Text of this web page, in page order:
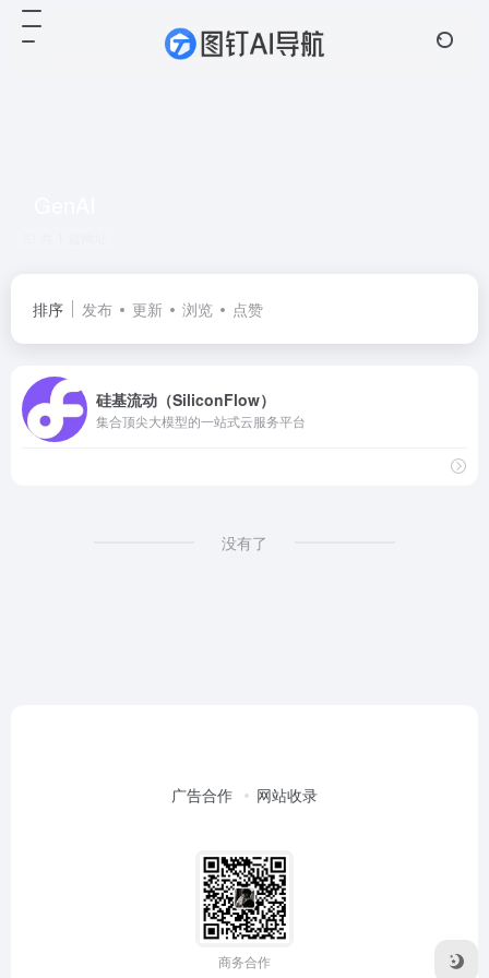
排序 发布 更新 浏览 点赞
硅基流动（SiliconFlow）
集合顶尖大模型的一站式云服务平台
没有了
广告合作 网站收录
商务合作